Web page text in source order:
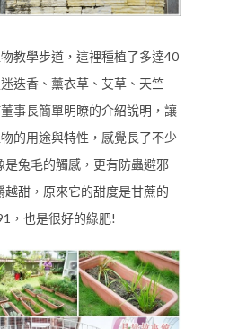
教學步道，這裡種植了多達40
迭香、薰衣草、艾草、天竺
事長簡單明瞭的介紹說明，讓
的用途與特性，感覺長了不少
兔毛的觸感，更有防蟲避邪
甜，原來它的甜度是甘蔗的
，也是很好的綠肥!